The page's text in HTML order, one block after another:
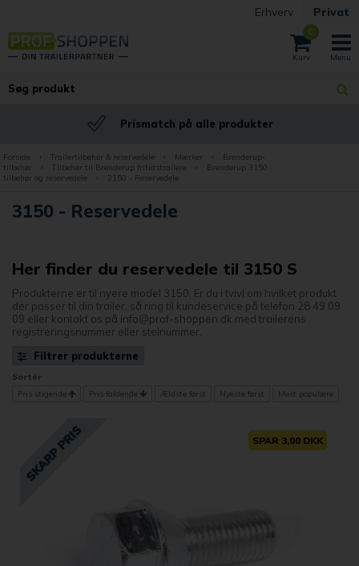
Erhverv Privat
0
BILLIG fragt
Fast billig fragt
Forside Trailertilbehør & reservedele Mærker
Brenderup-
tilbehør
Tilbehør til Brenderup fritidstrailere
Brenderup 3150
tilbehør og reservedele
3150 - Reservedele
3150 - Reservedele
Her finder du reservedele til 3150 S
Produkterne er til nyere model 3150. Er du i tvivl om hvilket produkt
der passer til din trailer, så ring til kundeservice på telefon 28 49 09
09 eller kontakt os på info@prof-shoppen.dk med trailerens
registreringsnummer eller stelnummer.
Filtrer produkterne
Sortér
Pris stigende
Pris faldende Ældste først Nyeste først Mest populære
SPAR 3,00 DKK